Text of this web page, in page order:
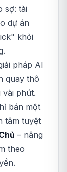
sợ: tài
dự án
khỏi
pháp AI
quay thô
vài phút.
bán một
tâm tuyệt
– nâng
theo